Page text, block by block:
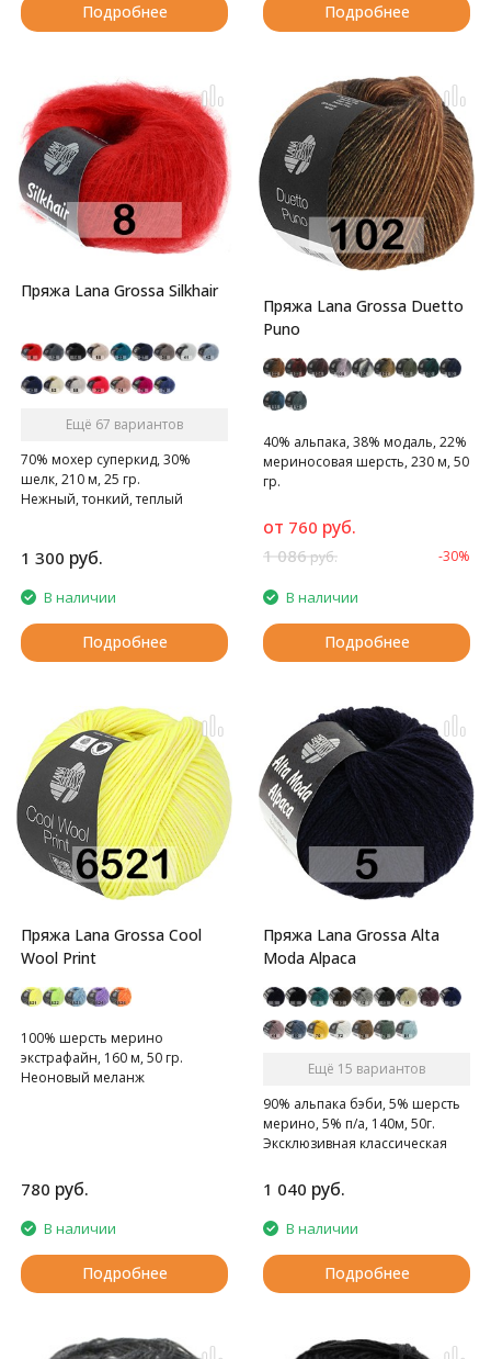
Подробнее Подробнее
Пряжа Lana Grossa Silkhair
Ещё 67 вариантов
70% мохер суперкид, 30%
шелк, 210 м, 25 гр.
Нежный, тонкий, теплый
1 300 руб.
В наличии
Подробнее
Пряжа Lana Grossa Duetto
Puno
40% альпака, 38% модаль, 22%
мериносовая шерсть, 230 м, 50
гр.
от 760 руб.
1 086руб. -30%
В наличии
Подробнее
Пряжа Lana Grossa Cool
Wool Print
100% шерсть мерино
экстрафайн, 160 м, 50 гр.
Неоновый меланж
780 руб.
В наличии
Подробнее
Пряжа Lana Grossa Alta
Moda Alpaca
Ещё 15 вариантов
90% альпака бэби, 5% шерсть
мерино, 5% п/а, 140м, 50г.
Эксклюзивная классическая
шнурка
1 040 руб.
В наличии
Подробнее